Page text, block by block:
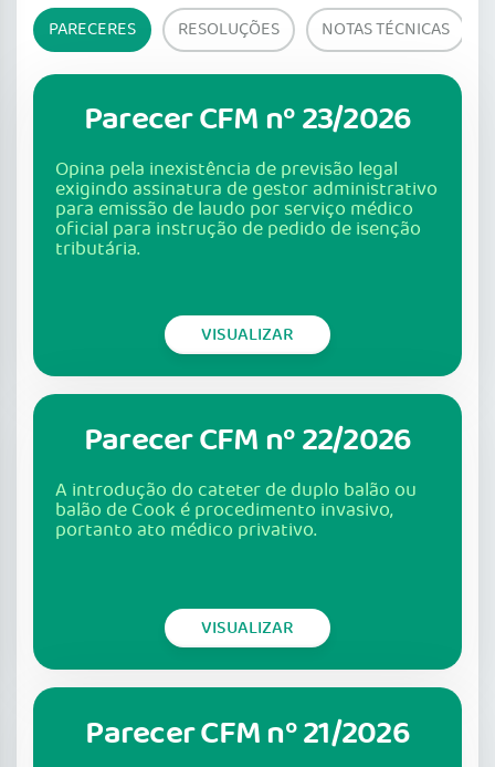
PARECERES RESOLUÇÕES NOTAS TÉCNICAS
Parecer CFM nº 23/2026
Opina pela inexistência de previsão legal
exigindo assinatura de gestor administrativo
para emissão de laudo por serviço médico
oficial para instrução de pedido de isenção
tributária.
VISUALIZAR
Parecer CFM nº 22/2026
A introdução do cateter de duplo balão ou
balão de Cook é procedimento invasivo,
portanto ato médico privativo.
VISUALIZAR
Parecer CFM nº 21/2026